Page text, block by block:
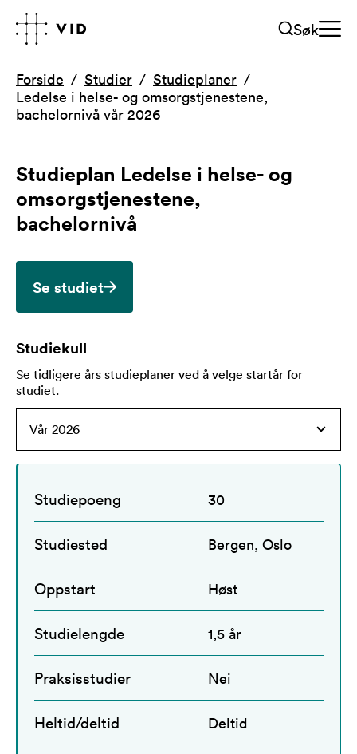
Søk
Forside Studier
Studieplaner
Ledelse i helse- og omsorgstjenestene,
bachelornivå vår 2026
Studieplan Ledelse i helse- og
omsorgstjenestene,
bachelornivå
Se studiet
Studiekull
Se tidligere års studieplaner ved å velge startår for
studiet.
Studiepoeng 30
Studiested Bergen, Oslo
Oppstart Høst
Studielengde 1,5 år
Praksisstudier Nei
Heltid/deltid Deltid